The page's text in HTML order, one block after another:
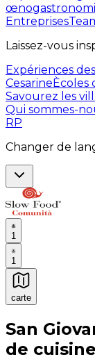
Entreprises
Laissez-vous
Expériences
CesarineÈcoles
Savourez les
Qui sommes-
RP
Changer de
1
1
carte
Expériences
San
de cuisine